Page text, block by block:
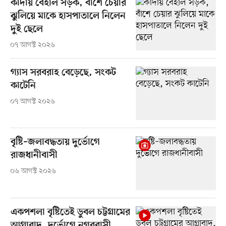
কাদায় বেহাল সড়ক, বাঁশে চেয়ার
ঝুলিয়ে মাকে হাসপাতালে নিলেন
দুই ছেলে
০৭ আগস্ট ২০২৬
গ্যাস সরবরাহ বেড়েছে, সংকট
কাটেনি
০৭ আগস্ট ২০২৬
বৃষ্টি–জলাবদ্ধতায় দুর্ভোগে
রাজধানীবাসী
০৬ আগস্ট ২০২৬
একপশলা বৃষ্টিতেই ডুবল চট্টগ্রামের